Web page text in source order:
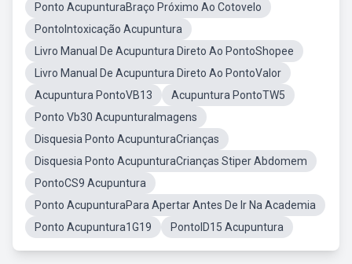
Ponto AcupunturaBraço Próximo Ao Cotovelo
PontoIntoxicação Acupuntura
Livro Manual De Acupuntura Direto Ao PontoShopee
Livro Manual De Acupuntura Direto Ao PontoValor
Acupuntura PontoVB13
Acupuntura PontoTW5
Ponto Vb30 AcupunturaImagens
Disquesia Ponto AcupunturaCrianças
Disquesia Ponto AcupunturaCrianças Stiper Abdomem
PontoCS9 Acupuntura
Ponto AcupunturaPara Apertar Antes De Ir Na Academia
Ponto Acupuntura1G19
PontoID15 Acupuntura